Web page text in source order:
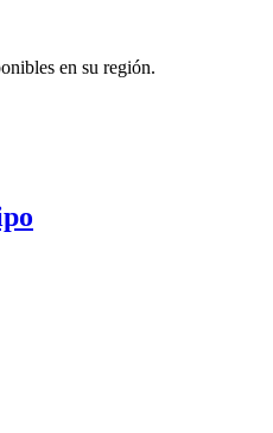
en su región.